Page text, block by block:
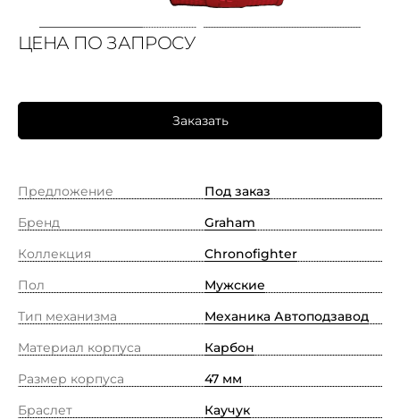
ЦЕНА ПО ЗАПРОСУ
Заказать
Предложение
Под заказ
Бренд
Graham
Коллекция
Chronofighter
Пол
Мужские
Тип механизма
Механика Автоподзавод
Материал корпуса
Карбон
Размер корпуса
47 мм
Браслет
Каучук